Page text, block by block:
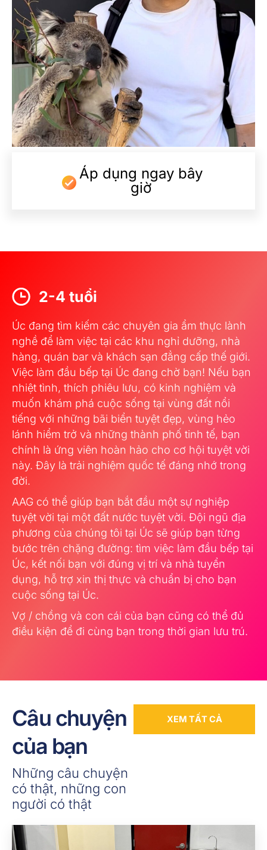
Áp dụng ngay bây
giờ
2-4 tuổi
Úc đang tìm kiếm các chuyên gia ẩm thực lành
nghề để làm việc tại các khu nghỉ dưỡng, nhà
hàng, quán bar và khách sạn đẳng cấp thế giới.
Việc làm đầu bếp tại Úc đang chờ bạn! Nếu bạn
nhiệt tình, thích phiêu lưu, có kinh nghiệm và
muốn khám phá cuộc sống tại vùng đất nổi
tiếng với những bãi biển tuyệt đẹp, vùng hẻo
lánh hiểm trở và những thành phố tinh tế, bạn
chính là ứng viên hoàn hảo cho cơ hội tuyệt vời
này. Đây là trải nghiệm quốc tế đáng nhớ trong
đời.
AAG có thể giúp bạn bắt đầu một sự nghiệp
tuyệt vời tại một đất nước tuyệt vời. Đội ngũ địa
phương của chúng tôi tại Úc sẽ giúp bạn từng
bước trên chặng đường: tìm việc làm đầu bếp tại
Úc, kết nối bạn với đúng vị trí và nhà tuyển
dụng, hỗ trợ xin thị thực và chuẩn bị cho bạn
cuộc sống tại Úc.
Vợ / chồng và con cái của bạn cũng có thể đủ
điều kiện để đi cùng bạn trong thời gian lưu trú.
Câu chuyện
của bạn
Những câu chuyện
có thật, những con
người có thật
XEM TẤT CẢ